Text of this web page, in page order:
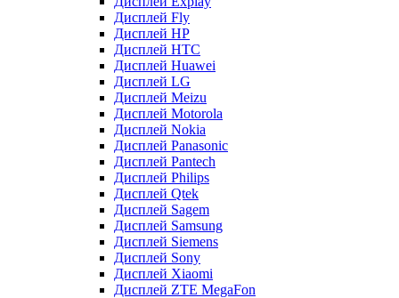
Дисплей Fly
Дисплей HP
Дисплей HTC
Дисплей Huawei
Дисплей LG
Дисплей Meizu
Дисплей Motorola
Дисплей Nokia
Дисплей Panasonic
Дисплей Pantech
Дисплей Philips
Дисплей Qtek
Дисплей Sagem
Дисплей Samsung
Дисплей Siemens
Дисплей Sony
Дисплей Xiaomi
Дисплей ZTE MegaFon